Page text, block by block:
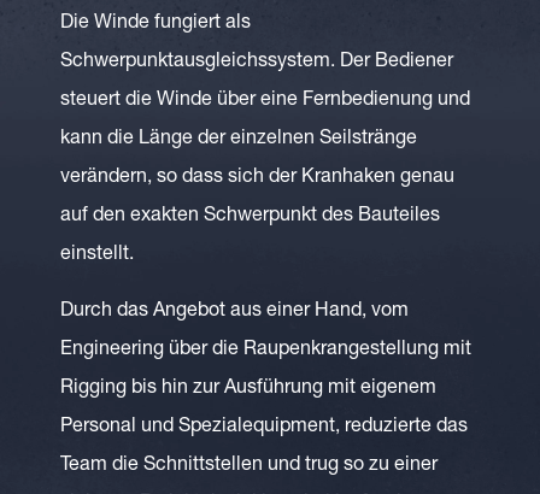
Die Winde fungiert als
Schwerpunktausgleichssystem. Der Bediener
steuert die Winde über eine Fernbedienung und
kann die Länge der einzelnen Seilstränge
verändern, so dass sich der Kranhaken genau
auf den exakten Schwerpunkt des Bauteiles
einstellt.
Durch das Angebot aus einer Hand, vom
Engineering über die Raupenkrangestellung mit
Rigging bis hin zur Ausführung mit eigenem
Personal und Spezialequipment, reduzierte das
Team die Schnittstellen und trug so zu einer